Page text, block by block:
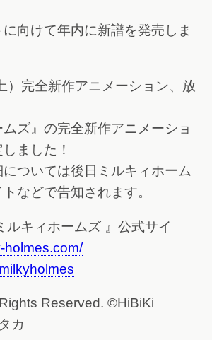
向けて年内に新譜を発売しま
）完全新作アニメーション、放
ムズ』の完全新作アニメーショ
ました！
ついては後日ミルキィホーム
などで告知されます。
ルキィホームズ 』公式サイ
holmes.com/
Reserved. ©HiBiKi
カ